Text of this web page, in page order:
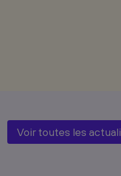
Voir toutes les